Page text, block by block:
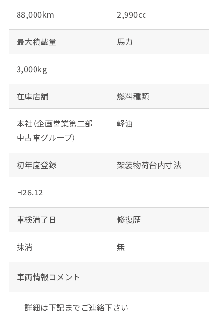
88,000km 2,990cc
最大積載量
3,000kg
馬力
在庫店舗
本社（企画営業第二部
中古車グループ）
燃料種類
軽油
初年度登録
H26.12
架装物荷台内寸法
車検満了日
抹消
修復歴
無
車両情報コメント
詳細は下記までご連絡下さい